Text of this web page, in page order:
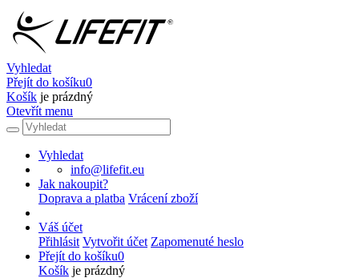
Vyhledat
Přejít do košíku0
Košík je prázdný
Otevřít menu
Vyhledat
info@lifefit.eu
Jak nakoupit?
Doprava a platba Vrácení zboží
Váš účet
Přihlásit Vytvořit účet Zapomenuté heslo
Přejít do košíku0
Košík je prázdný